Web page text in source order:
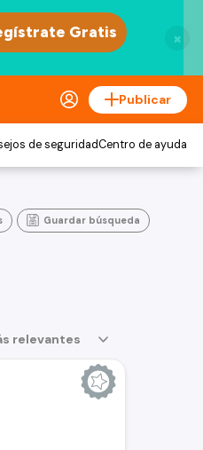
×
Publicar
de seguridadCentro de ayuda
Guardar búsqueda
relevantes